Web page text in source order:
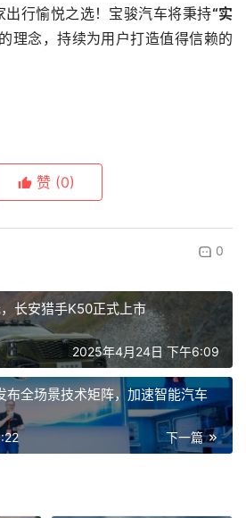
出行愉悦之选！宝骏汽车将秉持“实
的理念，持续为用户打造值得信赖的
赞 (0)
0
长安猎手K50正式上市
2025年4月24日 下午6:09
布全场景技术矩阵，加速智能汽车
下一篇